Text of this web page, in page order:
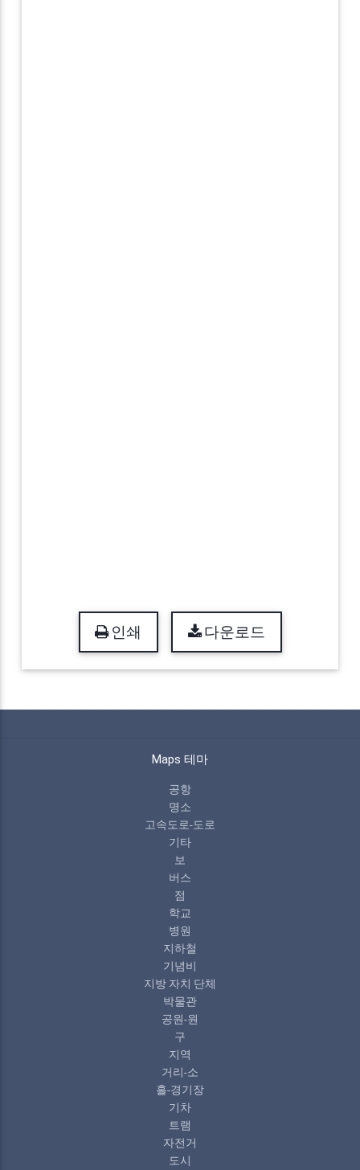
인쇄 다운로드
Maps 테마
공항
명소
고속도로-도로
기타
보
버스
점
학교
병원
지하철
기념비
지방 자치 단체
박물관
공원-원
구
지역
거리-소
홀-경기장
기차
트램
자전거
도시